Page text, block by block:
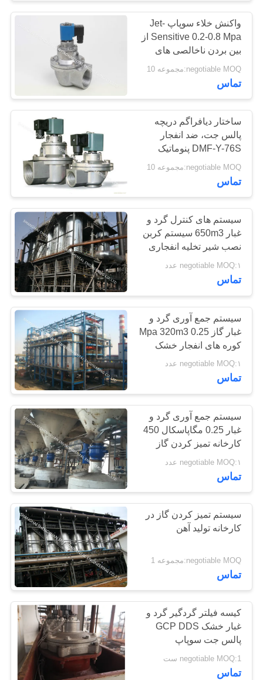
واکنش خلاء سوپاپ Jet-
Sensitive 0.2-0.8 Mpa از
بین بردن ناخالصی های
مضر
negotiable MOQ:مجموعه 10
تماس
ساختار دیافراگم دریچه
پالس جت، ضد انفجار
DMF-Y-76S پنوماتیک
پالس شیر
negotiable MOQ:مجموعه 10
تماس
سیستم های کنترل گرد و
غبار 650m3 سیستم کربن
نصب شیر تخلیه انفجاری
negotiable MOQ:۱ عدد
تماس
سیستم جمع آوری گرد و
غبار گاز 0.25 Mpa 320m3
کوره های انفجار خشک
گیاه GCP
negotiable MOQ:۱ عدد
تماس
سیستم جمع آوری گرد و
غبار 0.25 مگاپاسکال 450
کارخانه تمیز کردن گاز
کوره کوره کوره کوره
negotiable MOQ:۱ عدد
تماس
سیستم تمیز کردن گاز در
کارخانه تولید آهن
negotiable MOQ:مجموعه 1
تماس
کیسه فیلتر گردگیر گرد و
غبار خشک GCP DDS
پالس جت سوپاپ
negotiable MOQ:1 ست
تماس